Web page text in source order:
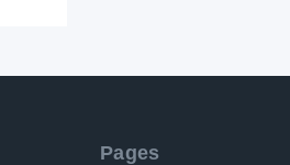
Pages